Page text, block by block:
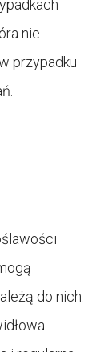
nie
przypadku
do nich: